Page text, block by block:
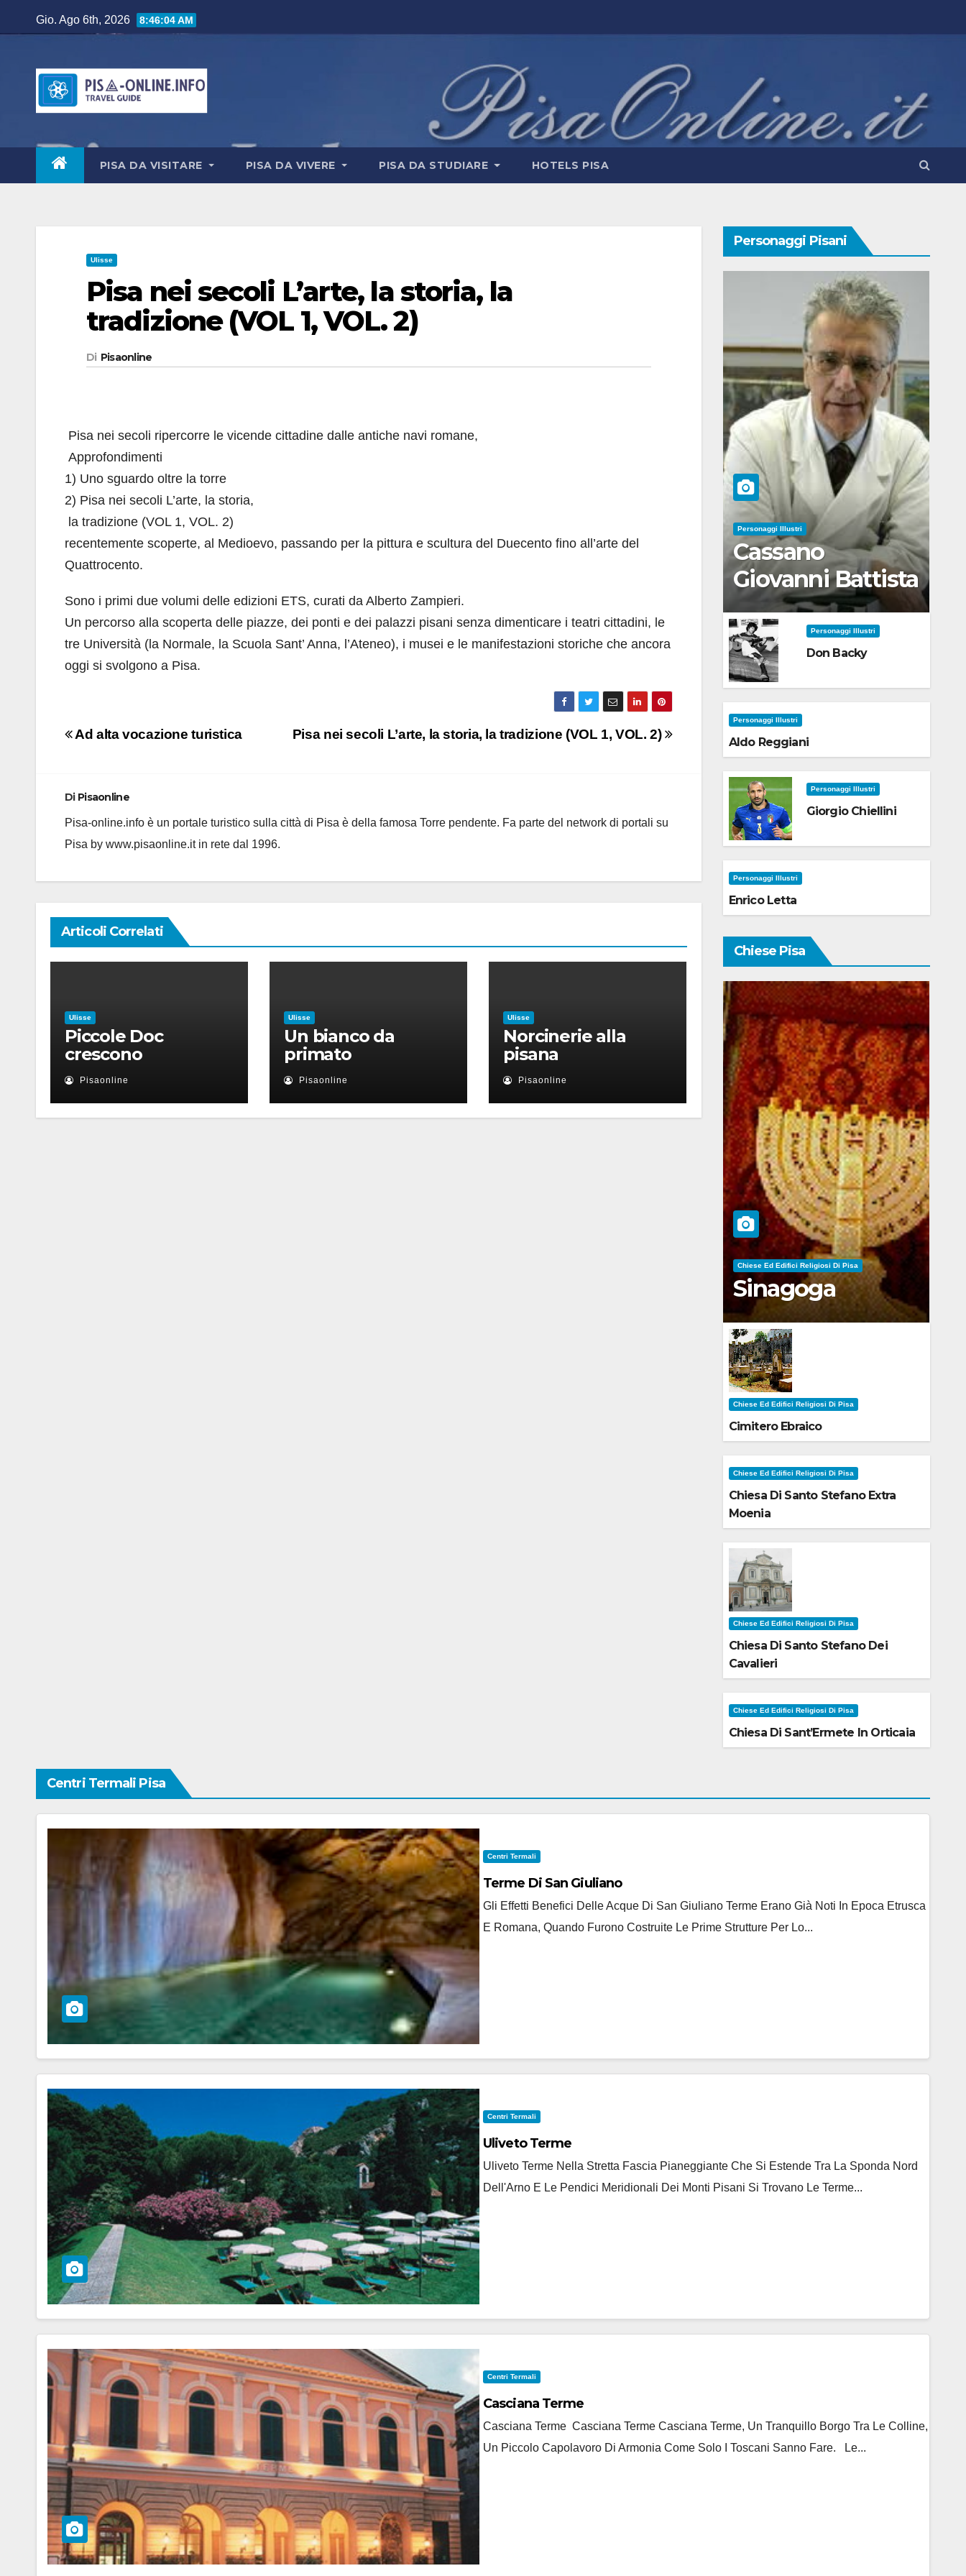
al
Gio. Ago 6th, 2026 8:46:06 AM
PISA DA VISITARE PISA DA VIVERE PISA DA STUDIARE HOTELS PISA
Ulisse
Pisa nei secoli L’arte, la storia, la
tradizione (VOL 1, VOL. 2)
Di Pisaonline
Pisa nei secoli ripercorre le vicende cittadine dalle antiche navi romane,
Approfondimenti
1) Uno sguardo oltre la torre
2) Pisa nei secoli L’arte, la storia,
la tradizione (VOL 1, VOL. 2)
recentemente scoperte, al Medioevo, passando per la pittura e scultura del Duecento fino all’arte del
Quattrocento.
Sono i primi due volumi delle edizioni ETS, curati da Alberto Zampieri.
Un percorso alla scoperta delle piazze, dei ponti e dei palazzi pisani senza dimenticare i teatri cittadini, le
tre Università (la Normale, la Scuola Sant’ Anna, l’Ateneo), i musei e le manifestazioni storiche che ancora
oggi si svolgono a Pisa.
Navigazione
Pisa nei secoli L’arte, la storia, la tradizione (VOL 1, VOL. 2)
Ad alta vocazione turistica
Di Pisaonline
Pisa-online.info è un portale turistico sulla città di Pisa è della famosa Torre pendente. Fa parte del network di portali su
Pisa by www.pisaonline.it in rete dal 1996.
Articoli Correlati
Ulisse
Piccole Doc
crescono
Pisaonline
Ulisse
Un bianco da
primato
Pisaonline
Ulisse
Norcinerie alla
pisana
Pisaonline
Personaggi Pisani
Personaggi Illustri
Cassano
Giovanni Battista
Personaggi Illustri
Don Backy
Personaggi Illustri
Aldo Reggiani
Personaggi Illustri
Giorgio Chiellini
Personaggi Illustri
Enrico Letta
Chiese Pisa
Chiese Ed Edifici Religiosi Di Pisa
Sinagoga
Chiese Ed Edifici Religiosi Di Pisa
Cimitero Ebraico
Chiese Ed Edifici Religiosi Di Pisa
Chiesa Di Santo Stefano Extra
Moenia
Chiese Ed Edifici Religiosi Di Pisa
Chiesa Di Santo Stefano Dei
Cavalieri
Chiese Ed Edifici Religiosi Di Pisa
Chiesa Di Sant’Ermete In Orticaia
Centri Termali Pisa
Centri Termali
Terme Di San Giuliano
Gli Effetti Benefici Delle Acque Di San Giuliano Terme Erano Già Noti In Epoca Etrusca
E Romana, Quando Furono Costruite Le Prime Strutture Per Lo...
Centri Termali
Uliveto Terme
Uliveto Terme Nella Stretta Fascia Pianeggiante Che Si Estende Tra La Sponda Nord
Dell'Arno E Le Pendici Meridionali Dei Monti Pisani Si Trovano Le Terme...
Centri Termali
Casciana Terme
Casciana Terme Casciana Terme Casciana Terme, Un Tranquillo Borgo Tra Le Colline,
Un Piccolo Capolavoro Di Armonia Come Solo I Toscani Sanno Fare. Le...